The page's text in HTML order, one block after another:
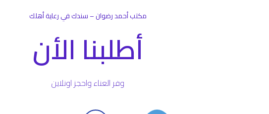
مكتب أحمد رضوان – سندك في رعاية أهلك
أطلبنا الأن
وفر العناء واحجز اونلاين